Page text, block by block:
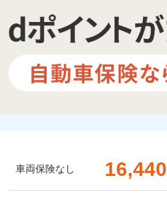
車両保険なし 16,440